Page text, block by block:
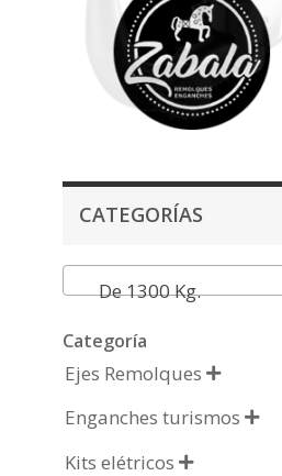
CATEGORÍAS
De 1300 Kg.
Categoría
Ejes Remolques 
Enganches turismos 
Kits elétricos 